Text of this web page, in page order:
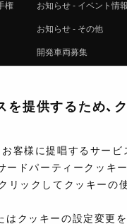
権 お知らせ - イベント情報
お知らせ - その他
開発車両募集
注文方法
提供するため、
客様に提唱するサービ
ードパーティークッキ
リックしてクッキーの
クッキーの設定変更